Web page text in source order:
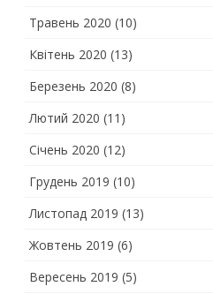
Травень 2020 (10)
Квітень 2020 (13)
Березень 2020 (8)
Лютий 2020 (11)
Січень 2020 (12)
Грудень 2019 (10)
Листопад 2019 (13)
Жовтень 2019 (6)
Вересень 2019 (5)